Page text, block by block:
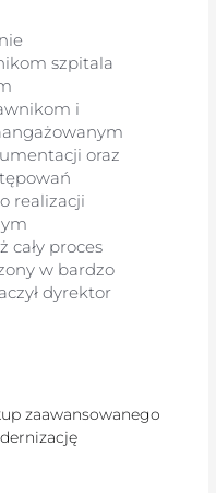
szpitala
i
oraz
realizacji
cały proces
w bardzo
dyrektor
zaawansowanego